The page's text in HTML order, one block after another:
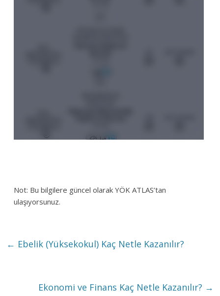
Not: Bu bilgilere güncel olarak YÖK ATLAS’tan
ulaşıyorsunuz.
← Ebelik (Yüksekokul) Kaç Netle Kazanılır?
Ekonomi ve Finans Kaç Netle Kazanılır? →